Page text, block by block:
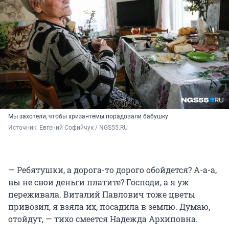
Мы захотели, чтобы хризантемы порадовали бабушку
Источник: Евгений Софийчук / NGS55.RU
— Ребятушки, а дорога-то дорого обойдется? А-а-а,
вы не свои деньги платите? Господи, а я уж
переживала. Виталий Павлович тоже цветы
привозил, я взяла их, посадила в землю. Думаю,
отойдут, — тихо смеется Надежда Архиповна.